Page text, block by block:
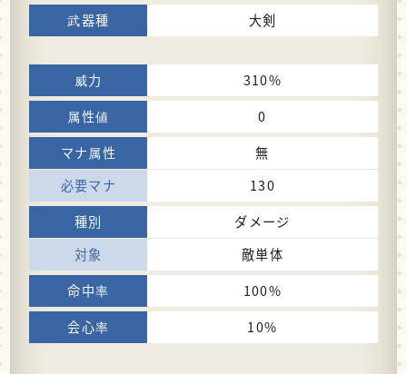
大剣
310%
0
無
130
ダメージ
敵単体
100%
10%